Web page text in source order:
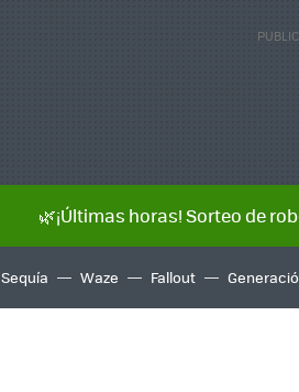
🌿¡Últimas horas! Sorteo de
Sequía Waze Fallout